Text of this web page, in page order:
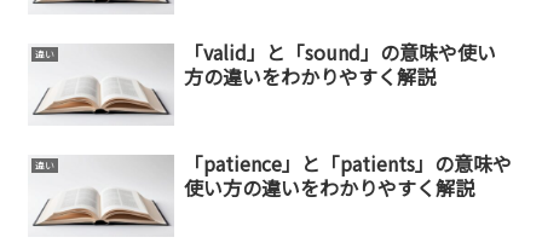
違い
「valid」と「sound」の意味や使い
方の違いをわかりやすく解説
違い
「patience」と「patients」の意味や
使い方の違いをわかりやすく解説